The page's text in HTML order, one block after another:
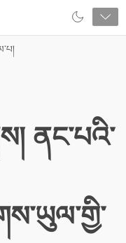
ནང་པའི་